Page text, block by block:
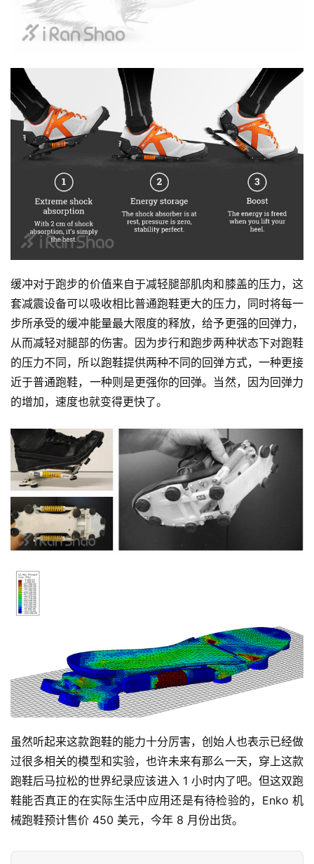
赛
观
察
装
频
用
户
精
选
动
集
缓冲对于跑步的价值来自于减轻腿部肌肉和膝盖的压力，这
套减震设备可以吸收相比普通跑鞋更大的压力，同时将每一
步所承受的缓冲能量最大限度的释放，给予更强的回弹力，
从而减轻对腿部的伤害。因为步行和跑步两种状态下对跑鞋
的压力不同，所以跑鞋提供两种不同的回弹方式，一种更接
近于普通跑鞋，一种则是更强你的回弹。当然，因为回弹力
的增加，速度也就变得更快了。
虽然听起来这款跑鞋的能力十分厉害，创始人也表示已经做
过很多相关的模型和实验，也许未来有那么一天，穿上这款
跑鞋后马拉松的世界纪录应该进入 1 小时内了吧。但这双跑
鞋能否真正的在实际生活中应用还是有待检验的，Enko 机
械跑鞋预计售价 450 美元，今年 8 月份出货。